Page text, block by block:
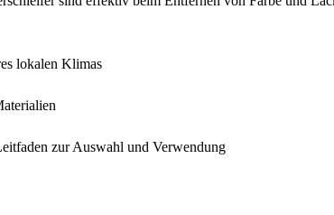
lokalen Klimas
zur Auswahl und Verwendung